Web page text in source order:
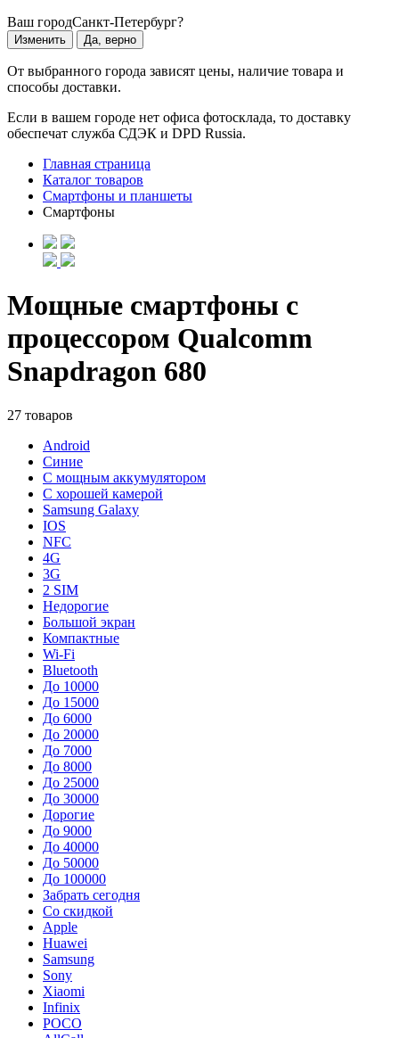
Ваш городСанкт-Петербург?
Изменить Да, верно
От выбранного города зависят цены, наличие товара и
способы доставки.
Если в вашем городе нет офиса фотосклада, то доставку
обеспечат служба СДЭК и DPD Russia.
Главная страница
Каталог товаров
Смартфоны и планшеты
Смартфоны
Мощные смартфоны с
процессором Qualcomm
Snapdragon 680
27 товаров
Android
Синие
С мощным аккумулятором
С хорошей камерой
Samsung Galaxy
IOS
NFC
4G
3G
2 SIM
Недорогие
Большой экран
Компактные
Wi-Fi
Bluetooth
До 10000
До 15000
До 6000
До 20000
До 7000
До 8000
До 25000
До 30000
Дорогие
До 9000
До 40000
До 50000
До 100000
Забрать сегодня
Со скидкой
Apple
Huawei
Samsung
Sony
Xiaomi
Infinix
POCO